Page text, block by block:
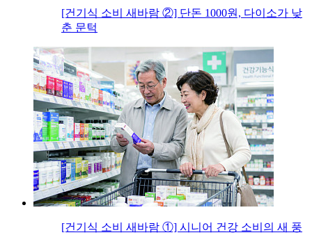
[건기식 소비 새바람 ②] 단돈 1000원, 다이소가 낮
춘 문턱
[건기식 소비 새바람 ①] 시니어 건강 소비의 새 풍